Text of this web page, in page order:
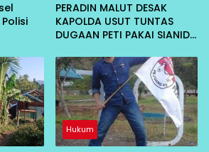
PERADIN MALUT DESAK
KAPOLDA USUT TUNTAS
DUGAAN PETI PAKAI SIANIDA
NAMA
Hukum